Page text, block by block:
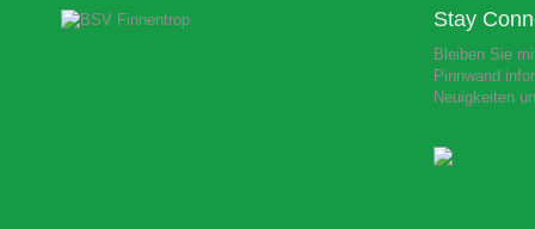
Stay
Bleiben Sie
Pinnwand
Neuigkeiten